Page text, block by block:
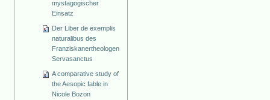
mystagogischer
Einsatz
Der Liber de exemplis
naturalibus des
Franziskanertheologen
Servasanctus
A comparative study of
the Aesopic fable in
Nicole Bozon